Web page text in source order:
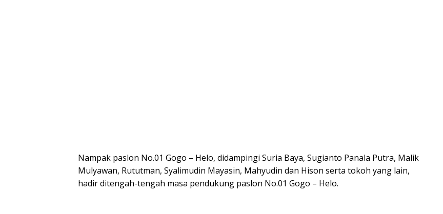
Nampak paslon No.01 Gogo – Helo, didampingi Suria Baya, Sugianto Panala Putra, Malik
Mulyawan, Rututman, Syalimudin Mayasin, Mahyudin dan Hison serta tokoh yang lain,
hadir ditengah-tengah masa pendukung paslon No.01 Gogo – Helo.